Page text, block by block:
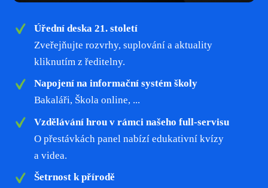
Úřední deska 21. století
Zveřejňujte rozvrhy, suplování a aktuality
kliknutím z ředitelny.
Napojení na informační systém školy
Bakaláři, Škola online, ...
Vzdělávání hrou v rámci našeho full-servisu
O přestávkách panel nabízí edukativní kvízy
a videa.
Šetrnost k přírodě